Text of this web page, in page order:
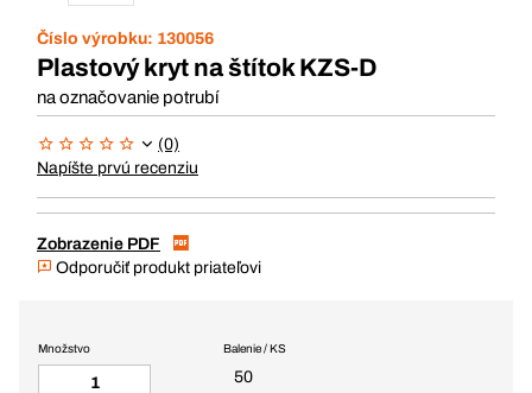
Číslo výrobku: 130056
Plastový kryt na štítok KZS-D
na označovanie potrubí
(0)
Napíšte prvú recenziu
Zobrazenie PDF
Odporučiť produkt priateľovi
Balenie / KS
50
Množstvo